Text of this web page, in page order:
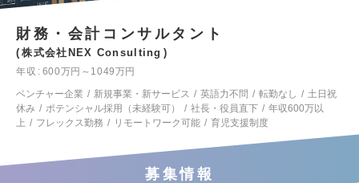
財務・会計コンサルタント
株式会社NEX Consulting
年収
600万円～1049万円
ベンチャー企業
新規事業・新サービス 英語力不問 転勤なし
土日祝
休み
ポテンシャル採用（未経験可） 社長・役員直下
年収600万以
上
フレックス勤務 リモートワーク可能 育児支援制度
募集情報